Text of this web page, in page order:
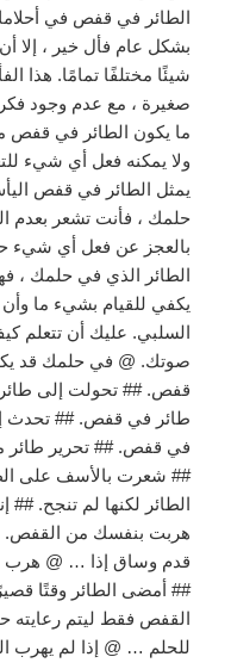
الطائر في قفص في
بشكل عام فأل خير ، إلا
شيئًا مختلفًا تمامًا. هذا
صغيرة ، مع عدم وجود
ما يكون الطائر في قفص
ولا يمكنه فعل أي شيء
يمثل الطائر في قفص
حلمك ، فأنت تشعر بعدم
بالعجز عن فعل أي شيء
الطائر الذي في حلمك ،
يكفي للقيام بشيء ما
السلبي. عليك أن تتعلم
صوتك. @ في حلمك قد
قفص. ## تحولت إلى
طائر في قفص. ## تحدث
في قفص. ## تحرير
## شعرت بالأسف على
الطائر لكنها لم تنجح.
هربت بنفسك من القفص.
قدم وساق إذا … @ هرب
## أمضى الطائر وقتًا
القفص فقط ليتم
للحلم … @ إذا لم يهرب